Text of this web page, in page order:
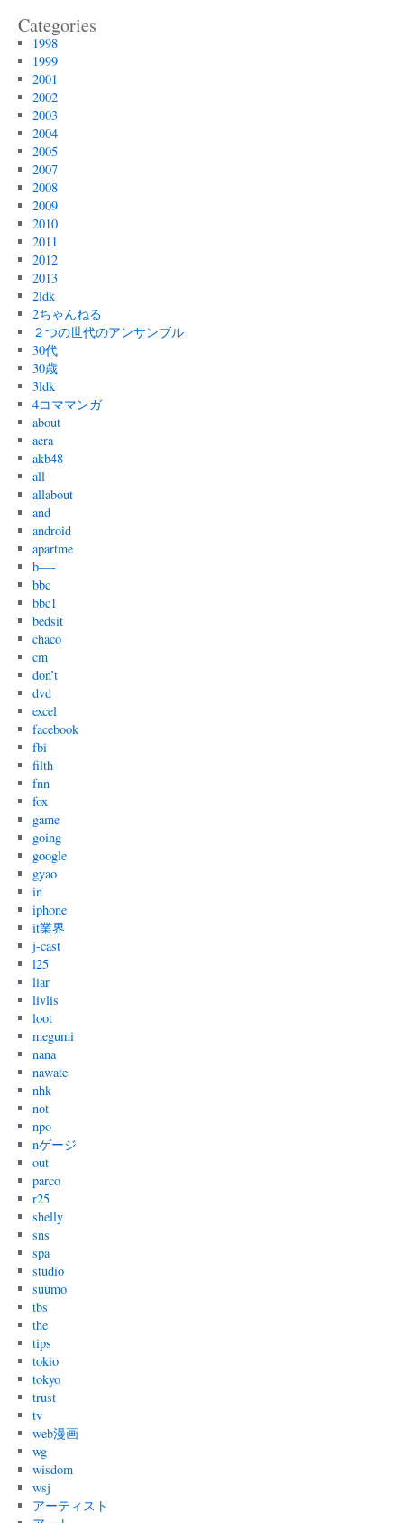
Categories
1998
1999
2001
2002
2003
2004
2005
2007
2008
2009
2010
2011
2012
2013
2ldk
2ちゃんねる
２つの世代のアンサンブル
30代
30歳
3ldk
4コママンガ
about
aera
akb48
all
allabout
and
android
apartme
b—-
bbc
bbc1
bedsit
chaco
cm
don’t
dvd
excel
facebook
fbi
filth
fnn
fox
game
going
google
gyao
in
iphone
it業界
j-cast
l25
liar
livlis
loot
megumi
nana
nawate
nhk
not
npo
nゲージ
out
parco
r25
shelly
sns
spa
studio
suumo
tbs
the
tips
tokio
tokyo
trust
tv
web漫画
wg
wisdom
wsj
アーティスト